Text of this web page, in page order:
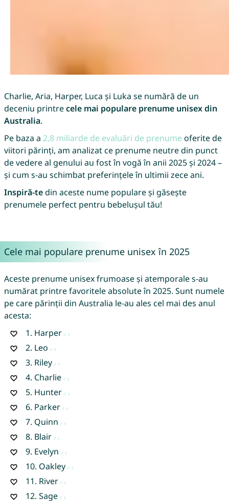
Charlie, Aria, Harper, Luca și Luka se numără de un
deceniu printrecele mai populare prenume unisex din
Australia.
Pe baza a 2,8 miliarde de evaluări de prenume oferite de
viitori părinți, am analizat ce prenume neutre din punct
de vedere al genului au fost în vogă în anii 2025 și 2024 –
și cum s-au schimbat preferințele în ultimii zece ani.
Inspiră-tedin aceste nume populare și găsește
prenumele perfect pentru bebelușul tău!
Cele mai populare prenume unisex în 2025
Aceste prenume unisex frumoase și atemporale s-au
numărat printre favoritele absolute în 2025. Sunt numele
pe care părinții din Australia le-au ales cel mai des anul
acesta:
1. Harper
2. Leo
3. Riley
4. Charlie
5. Hunter
6. Parker
7. Quinn
8. Blair
9. Evelyn
10. Oakley
11. River
12. Sage